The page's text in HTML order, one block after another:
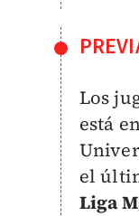
Los
está
el
Liga